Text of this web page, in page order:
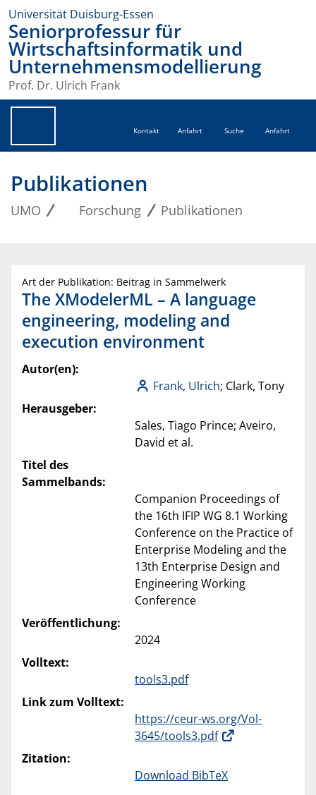
Universität Duisburg-Essen
Seniorprofessur für
Wirtschaftsinformatik und
Unternehmensmodellierung
Prof. Dr. Ulrich Frank
Kontakt Anfahrt Suche Anfahrt
Publikationen
UMO Forschung Publikationen
Art der Publikation: Beitrag in Sammelwerk
The XModelerML – A language
engineering, modeling and
execution environment
Autor(en):
Frank, Ulrich; Clark, Tony
Herausgeber:
Sales, Tiago Prince; Aveiro,
David et al.
Titel des
Sammelbands:
Companion Proceedings of
the 16th IFIP WG 8.1 Working
Conference on the Practice of
Enterprise Modeling and the
13th Enterprise Design and
Engineering Working
Conference
Veröffentlichung:
2024
Volltext:
tools3.pdf
Link zum Volltext:
https://ceur-ws.org/Vol-
3645/tools3.pdf
Zitation:
Download BibTeX